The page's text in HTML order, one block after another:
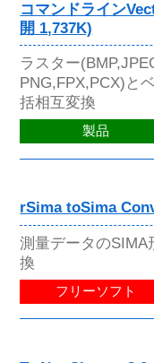
コマンドライン
開 1,737K)
ラスター
PNG,FPX,PCX)と
括相互変換
製品
rSima toSima
測量データのSIMA
換
フリーソフト